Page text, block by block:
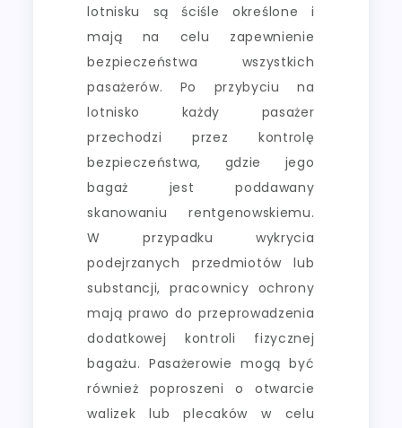
lotnisku są ściśle określone i
mają na celu zapewnienie
bezpieczeństwa wszystkich
pasażerów. Po przybyciu na
lotnisko każdy pasażer
przechodzi przez kontrolę
bezpieczeństwa, gdzie jego
bagaż jest poddawany
skanowaniu rentgenowskiemu.
W przypadku wykrycia
podejrzanych przedmiotów lub
substancji, pracownicy ochrony
mają prawo do przeprowadzenia
dodatkowej kontroli fizycznej
bagażu. Pasażerowie mogą być
również poproszeni o otwarcie
walizek lub plecaków w celu